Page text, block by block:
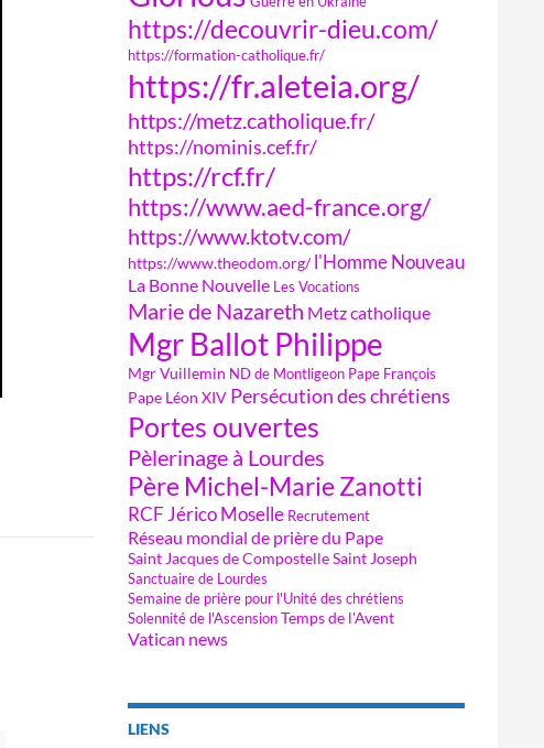
https://decouvrir-dieu.com/
https://formation-catholique.fr/
https://fr.aleteia.org/
https://metz.catholique.fr/
https://nominis.cef.fr/
https://rcf.fr/
https://www.aed-france.org/
https://www.ktotv.com/
https://www.theodom.org/ l'Homme Nouveau
La Bonne Nouvelle Les Vocations
Marie de Nazareth Metz catholique
Mgr Ballot Philippe
Mgr Vuillemin ND de Montligeon Pape François
Pape Léon XIV Persécution des chrétiens
Portes ouvertes
Pèlerinage à Lourdes
Père Michel-Marie Zanotti
RCF Jérico Moselle Recrutement
Réseau mondial de prière du Pape
Saint Jacques de CompostelleSaint Joseph
Sanctuaire de Lourdes
Semaine de prière pour l'Unité des chrétiens
Solennité de l'AscensionTemps de l'Avent
Vatican news
LIENS